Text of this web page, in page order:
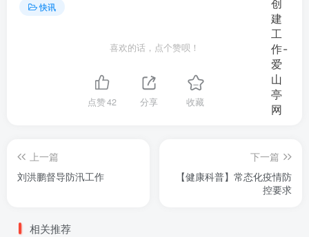
快讯
喜欢的话，点个赞呗！
点赞42 分享 收藏
上一篇
刘洪鹏督导防汛工作
下一篇
【健康科普】常态化疫情防
控要求
相关推荐